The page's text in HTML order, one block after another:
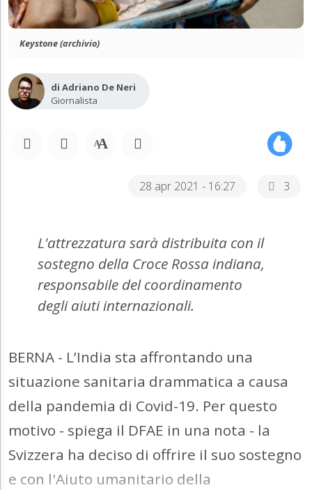
Keystone (archivio)
di Adriano De Neri
Giornalista
28 apr 2021 - 16:27 3
L'attrezzatura sarà distribuita con il
sostegno della Croce Rossa indiana,
responsabile del coordinamento
degli aiuti internazionali.
BERNA - L’India sta affrontando una
situazione sanitaria drammatica a causa
della pandemia di Covid-19. Per questo
motivo - spiega il DFAE in una nota - la
Svizzera ha deciso di offrire il suo sostegno
e con l'Aiuto umanitario della